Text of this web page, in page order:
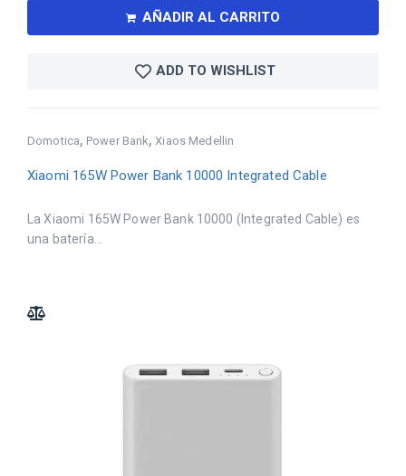
Domotica, Power Bank,Xiaos Medellin
Xiaomi 165W Power Bank 10000 Integrated Cable
La Xiaomi 165W Power Bank 10000 (Integrated Cable) es
una batería...
AÑADIR AL CARRITO
ADD TO WISHLIST